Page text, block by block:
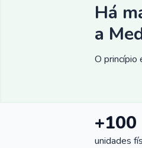
Há
a
O princípio
+100
unidades